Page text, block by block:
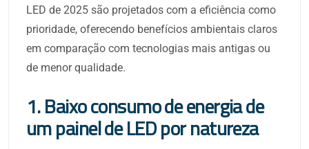
LED de 2025 são projetados com a eficiência como
prioridade, oferecendo benefícios ambientais claros
em comparação com tecnologias mais antigas ou
de menor qualidade.
1. Baixo consumo de energia de
um painel de LED por natureza